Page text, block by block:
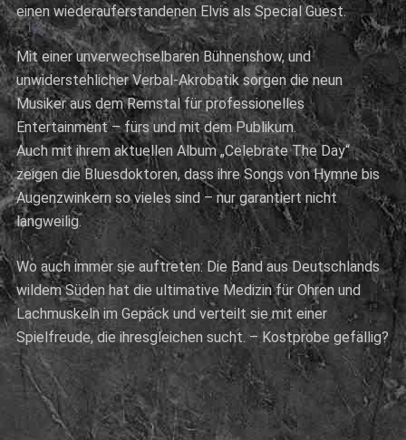
einen wiederauferstandenen Elvis als Special Guest.
Mit einer unverwechselbaren Bühnenshow, und
unwiderstehlicher Verbal-Akrobatik sorgen die neun
Musiker aus dem Remstal für professionelles
Entertainment – fürs und mit dem Publikum.
Auch mit ihrem aktuellen Album „Celebrate The Day“
zeigen die Bluesdoktoren, dass ihre Songs von Hymne bis
Augenzwinkern so vieles sind – nur garantiert nicht
langweilig.
Wo auch immer sie auftreten: Die Band aus Deutschlands
wildem Süden hat die ultimative Medizin für Ohren und
Lachmuskeln im Gepäck und verteilt sie mit einer
Spielfreude, die ihresgleichen sucht. – Kostprobe gefällig?